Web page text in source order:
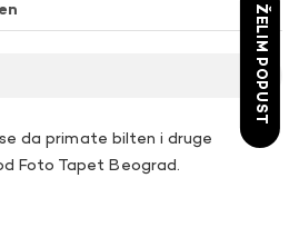
da primate bilten i druge
Foto Tapet Beograd.
ŽELIM POPUST